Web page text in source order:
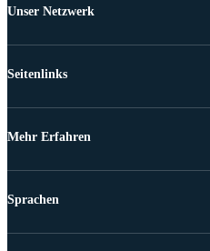
Unser Netzwerk
Seitenlinks
Mehr Erfahren
Sprachen